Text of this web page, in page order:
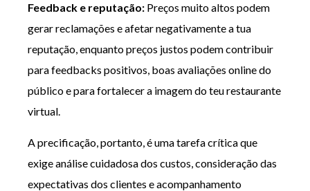
Feedback e reputação: Preços muito altos podem
gerar reclamações e afetar negativamente a tua
reputação, enquanto preços justos podem contribuir
para feedbacks positivos, boas avaliações online do
público e para fortalecer a imagem do teu restaurante
virtual.
A precificação, portanto, é uma tarefa crítica que
exige análise cuidadosa dos custos, consideração das
expectativas dos clientes e acompanhamento